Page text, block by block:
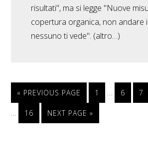
risultati", ma si legge "Nuove
copertura organica, non andare
nessuno ti vede". (altro…)
« PREVIOUS PAGE 1 … 6 7
… 16 NEXT PAGE »